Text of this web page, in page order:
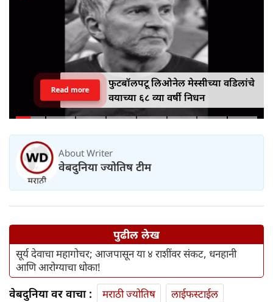
फुटबॉलपटू लिओनेल मेस्सीच्या वडिलांचे
वयाच्या ६८ व्या वर्षी निधन
Read more
About Writer
वेबदुनिया ज्योतिष टीम
पुढील लेख
सूर्य देवाचा महागोचर; आजपासून या ४ राशींवर संकट, धनहानी
आणि आरोग्याचा धोका!
वेबदुनिया वर वाचा : मराठी ज्योतिष
लाईफस्टाईल